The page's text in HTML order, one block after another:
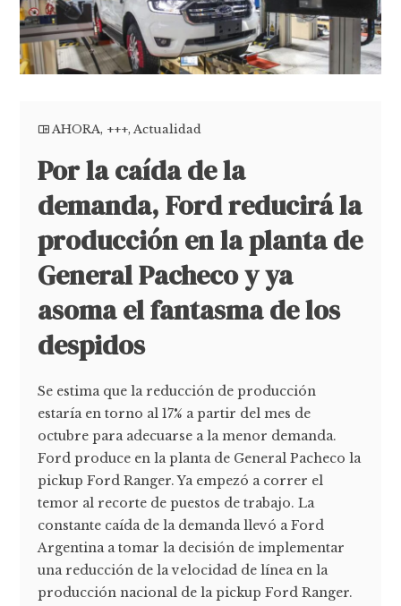
AHORA, +++,Actualidad
Por la caída de la
demanda, Ford reducirá la
producción en la planta de
General Pacheco y ya
asoma el fantasma de los
despidos
Se estima que la reducción de producción
estaría en torno al 17% a partir del mes de
octubre para adecuarse a la menor demanda.
Ford produce en la planta de General Pacheco la
pickup Ford Ranger. Ya empezó a correr el
temor al recorte de puestos de trabajo. La
constante caída de la demanda llevó a Ford
Argentina a tomar la decisión de implementar
una reducción de la velocidad de línea en la
producción nacional de la pickup Ford Ranger.